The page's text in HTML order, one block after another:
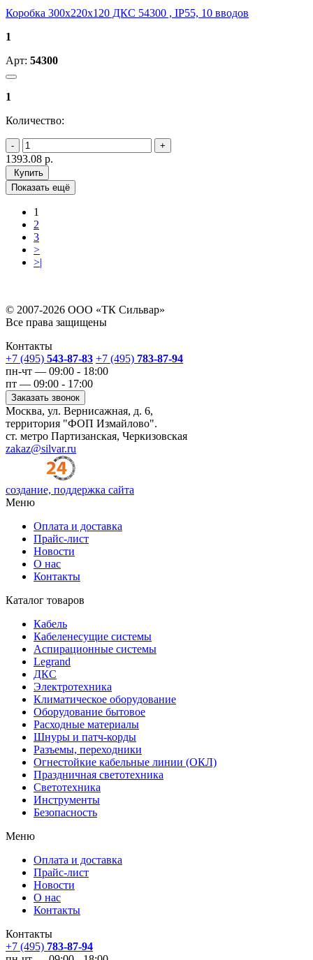
Коробка 300х220х120 ДКС 54300 , IP55, 10 вводов
1
Арт: 54300
1
Количество:
1393.08 р.
Купить
Показать ещё
1
2
3
>
>|
© 2007-2026 ООО «ТК Сильвар»
Все права защищены
Контакты
+7 (495) 543-87-83 +7 (495) 783-87-94
пн-чт — 09:00 - 18:00
пт — 09:00 - 17:00
Заказать звонок
Москва, ул. Вернисажная, д. 6,
территория "ФОП Измайлово".
ст. метро Партизанская, Черкизовская
zakaz@silvar.ru
создание, поддержка сайта
Меню
Оплата и доставка
Прайс-лист
Новости
О нас
Контакты
Каталог товаров
Кабель
Кабеленесущие системы
Аспирационные системы
Legrand
ДКС
Электротехника
Климатическое оборудование
Оборудование бытовое
Расходные материалы
Шнуры и патч-корды
Разъемы, переходники
Огнестойкие кабельные линии (ОКЛ)
Праздничная светотехника
Светотехника
Инструменты
Безопасность
Меню
Оплата и доставка
Прайс-лист
Новости
О нас
Контакты
Контакты
+7 (495) 783-87-94